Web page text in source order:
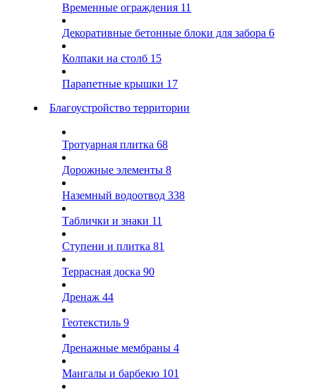
Временные ограждения 11
Декоративные бетонные блоки для забора 6
Колпаки на столб 15
Парапетные крышки 17
Благоустройство территории
Тротуарная плитка 68
Дорожные элементы 8
Наземный водоотвод 338
Таблички и знаки 11
Ступени и плитка 81
Террасная доска 90
Дренаж 44
Геотекстиль 9
Дренажные мембраны 4
Мангалы и барбекю 101